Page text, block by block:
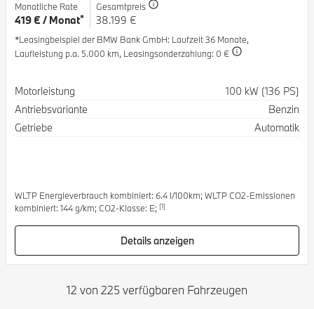
Monatliche Rate
419 € / Monat*
Gesamtpreis
38.199 €
*Leasingbeispiel der BMW Bank GmbH: Laufzeit 36 Monate,
Laufleistung p.a. 5.000 km, Leasingsonderzahlung: 0 €
Spezifikation
Motorleistung
100 kW (136 PS)
Antriebsvariante
Benzin
Getriebe
Automatik
WLTP Energieverbrauch kombiniert: 6.4 l/100km; WLTP CO2-Emissionen
kombiniert: 144 g/km; CO2-Klasse: E; [1]
Details anzeigen
12 von 225 verfügbaren Fahrzeugen